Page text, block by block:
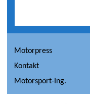
Motorpress
Kontakt
Motorsport-Ing.